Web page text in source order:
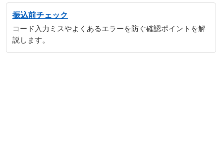
振込前チェック
コード入力ミスやよくあるエラーを防ぐ確認ポイントを解
説します。